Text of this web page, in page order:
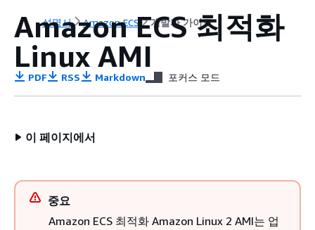
설명서 Amazon ECS 개발자 가이드
Amazon ECS 최적화
Linux AMI
PDF RSS Markdown 포커스 모드
이 페이지에서
중요
Amazon ECS 최적화 Amazon Linux 2 AMI는 업